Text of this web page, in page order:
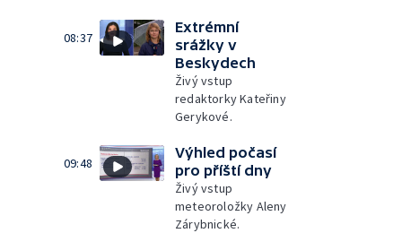
08:37
Extrémní
srážky v
Beskydech
Živý vstup
redaktorky Kateřiny
Gerykové.
09:48
Výhled počasí
pro příští dny
Živý vstup
meteoroložky Aleny
Zárybnické.